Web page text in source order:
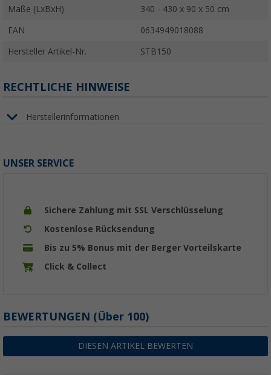
Maße (LxBxH) 340 - 430 x 90 x 50 cm
EAN 0634949018088
Hersteller Artikel-Nr. STB150
RECHTLICHE HINWEISE
Herstellerinformationen
UNSER SERVICE
Sichere Zahlung mit SSL Verschlüsselung
Kostenlose Rücksendung
Bis zu 5% Bonus mit der Berger Vorteilskarte
Click & Collect
BEWERTUNGEN (Über 100)
DIESEN ARTIKEL BEWERTEN